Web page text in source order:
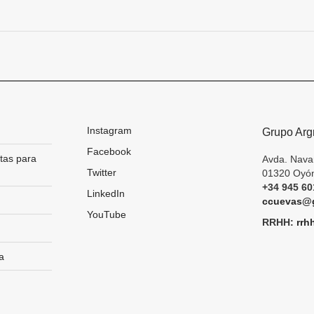
para
Instagram
Facebook
Twitter
LinkedIn
YouTube
Grupo
Avda.
01320
+34 945
RRHH: